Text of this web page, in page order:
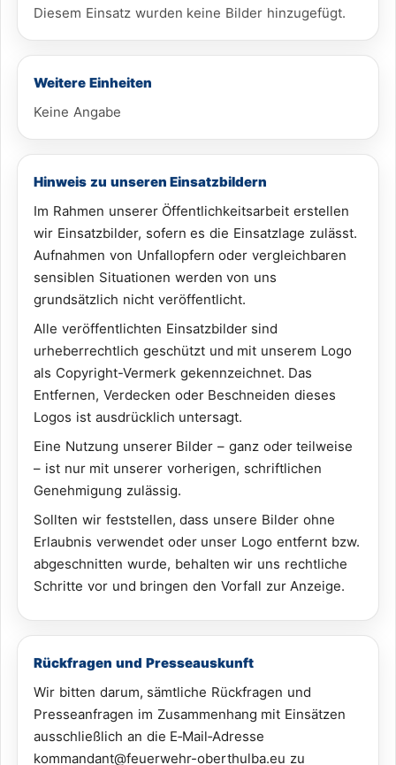
Diesem Einsatz wurden keine Bilder hinzugefügt.
Weitere Einheiten
Keine Angabe
Hinweis zu unseren Einsatzbildern
Im Rahmen unserer Öffentlichkeitsarbeit erstellen
wir Einsatzbilder, sofern es die Einsatzlage zulässt.
Aufnahmen von Unfallopfern oder vergleichbaren
sensiblen Situationen werden von uns
grundsätzlich nicht veröffentlicht.
Alle veröffentlichten Einsatzbilder sind
urheberrechtlich geschützt und mit unserem Logo
als Copyright-Vermerk gekennzeichnet. Das
Entfernen, Verdecken oder Beschneiden dieses
Logos ist ausdrücklich untersagt.
Eine Nutzung unserer Bilder – ganz oder teilweise
– ist nur mit unserer vorherigen, schriftlichen
Genehmigung zulässig.
Sollten wir feststellen, dass unsere Bilder ohne
Erlaubnis verwendet oder unser Logo entfernt bzw.
abgeschnitten wurde, behalten wir uns rechtliche
Schritte vor und bringen den Vorfall zur Anzeige.
Rückfragen und Presseauskunft
Wir bitten darum, sämtliche Rückfragen und
Presseanfragen im Zusammenhang mit Einsätzen
ausschließlich an die E‑Mail‑Adresse
kommandant@feuerwehr-oberthulba.eu zu